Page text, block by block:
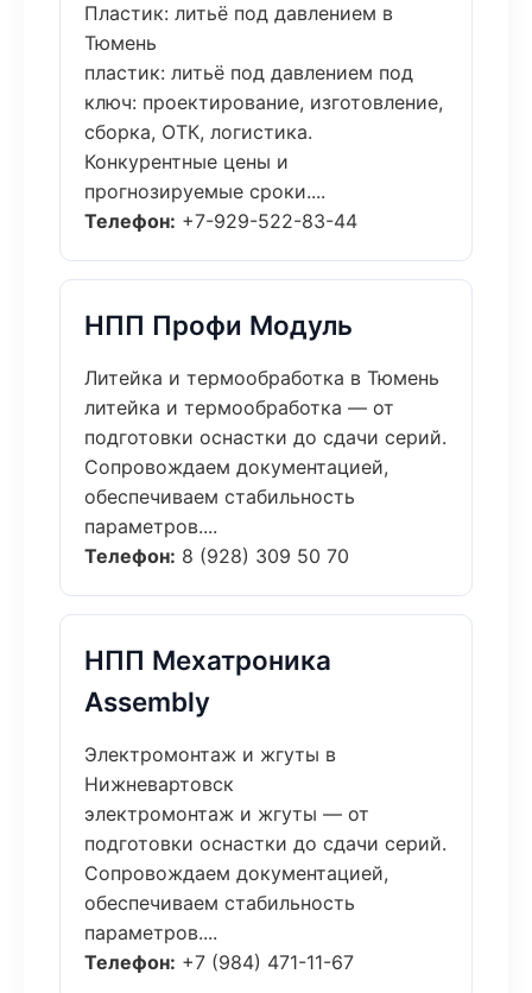
Пластик: литьё под давлением в
Тюмень
пластик: литьё под давлением под
ключ: проектирование, изготовление,
сборка, ОТК, логистика.
Конкурентные цены и
прогнозируемые сроки....
Телефон: +7-929-522-83-44
НПП Профи Модуль
Литейка и термообработка в Тюмень
литейка и термообработка — от
подготовки оснастки до сдачи серий.
Сопровождаем документацией,
обеспечиваем стабильность
параметров....
Телефон: 8 (928) 309 50 70
НПП Мехатроника
Assembly
Электромонтаж и жгуты в
Нижневартовск
электромонтаж и жгуты — от
подготовки оснастки до сдачи серий.
Сопровождаем документацией,
обеспечиваем стабильность
параметров....
Телефон: +7 (984) 471-11-67